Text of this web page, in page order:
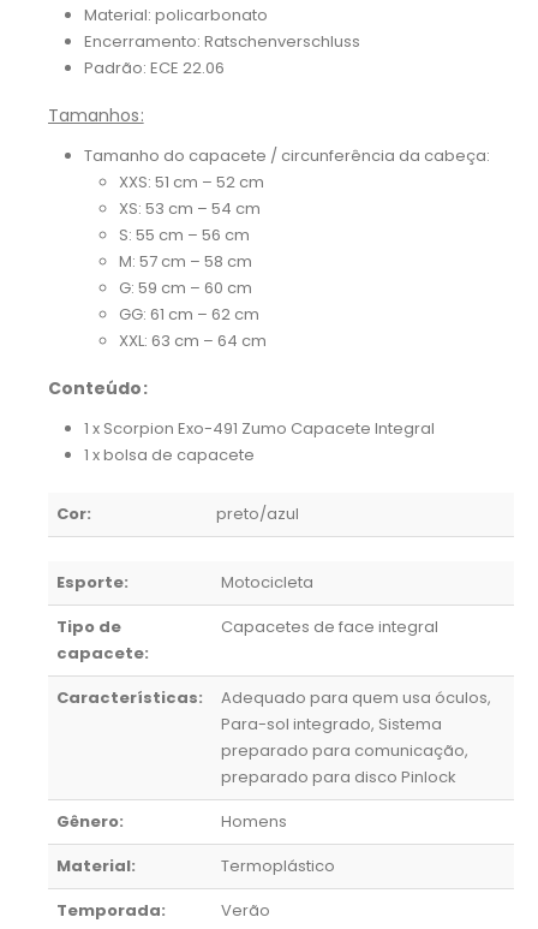
Material: policarbonato
Encerramento: Ratschenverschluss
Padrão: ECE 22.06
Tamanhos:
Tamanho do capacete / circunferência da cabeça:
XXS: 51 cm – 52 cm
XS: 53 cm – 54 cm
S: 55 cm – 56 cm
M: 57 cm – 58 cm
G: 59 cm – 60 cm
GG: 61 cm – 62 cm
XXL: 63 cm – 64 cm
Conteúdo:
1 x Scorpion Exo-491 Zumo Capacete Integral
1 x bolsa de capacete
Cor: preto/azul
Esporte:
Motocicleta
Tipo de
capacete:
Capacetes de face integral
Características:
Adequado para quem usa óculos,
Para-sol integrado, Sistema
preparado para comunicação,
preparado para disco Pinlock
Gênero:
Homens
Material:
Termoplástico
Temporada:
Verão